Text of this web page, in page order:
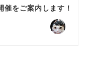
をご案内します！